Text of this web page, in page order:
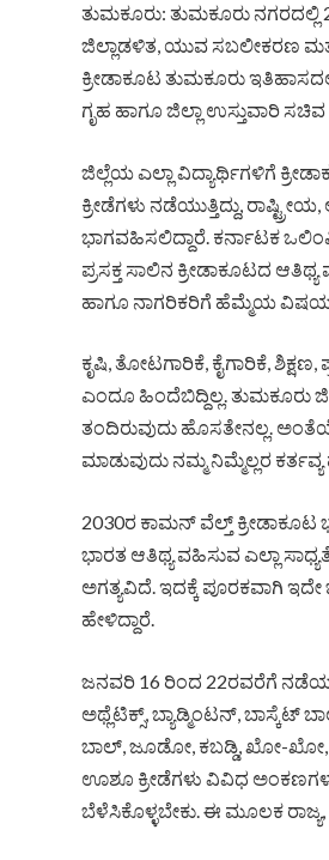
ತುಮಕೂರು: ತುಮಕೂರು
ಜಿಲ್ಲಾಡಳಿತ, ಯುವ ಸಬಲೀಕರಣ
ಕ್ರೀಡಾಕೂಟ ತುಮಕೂರು
ಗೃಹ ಹಾಗೂ ಜಿಲ್ಲಾ ಉಸ್ತುವಾರಿ
ಜಿಲ್ಲೆಯ ಎಲ್ಲಾ ವಿದ್ಯಾರ್ಥಿಗಳಿಗೆ
ಕ್ರೀಡೆಗಳು ನಡೆಯುತ್ತಿದ್ದು,
ಭಾಗವಹಿಸಲಿದ್ದಾರೆ. ಕರ್ನಾಟಕ
ಪ್ರಸಕ್ತ ಸಾಲಿನ ಕ್ರೀಡಾಕೂಟದ
ಹಾಗೂ ನಾಗರಿಕರಿಗೆ ಹೆಮ್ಮೆಯ
ಕೃಷಿ, ತೋಟಗಾರಿಕೆ, ಕೈಗಾರಿಕೆ,
ಎಂದೂ ಹಿಂದೆಬಿದ್ದಿಲ್ಲ. ತುಮಕೂರು
ತಂದಿರುವುದು ಹೊಸತೇನಲ್ಲ.
ಮಾಡುವುದು ನಮ್ಮ ನಿಮ್ಮೆಲ್ಲರ
2030ರ ಕಾಮನ್ ವೆಲ್ತ್
ಭಾರತ ಆತಿಥ್ಯ ವಹಿಸುವ ಎಲ್ಲಾ
ಅಗತ್ಯವಿದೆ. ಇದಕ್ಕೆ ಪೂರಕವಾಗಿ
ಹೇಳಿದ್ದಾರೆ.
ಜನವರಿ 16 ರಿಂದ 22ರವರೆಗೆ
ಅಥ್ಲೆಟಿಕ್ಸ್, ಬ್ಯಾಡ್ಮಿಂಟನ್, ಬಾಸ್ಕೆಟ್
ಬಾಲ್, ಜೂಡೋ, ಕಬಡ್ಡಿ, ಖೋ-ಖೋ,
ಊಶೂ ಕ್ರೀಡೆಗಳು ವಿವಿಧ
ಬೆಳೆಸಿಕೊಳ್ಳಬೇಕು. ಈ ಮೂಲಕ ರಾಜ್ಯ,